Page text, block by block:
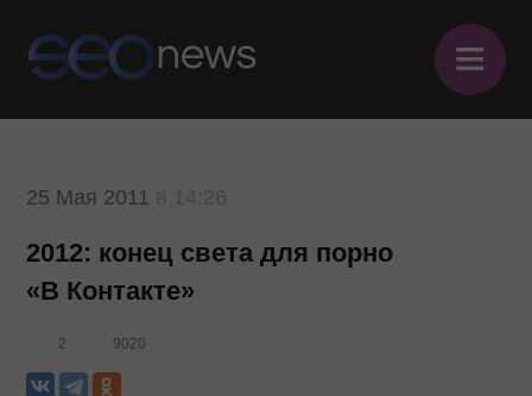
≡
25 Мая 2011
2012: конец света для порно
«В Контакте»
2 9020